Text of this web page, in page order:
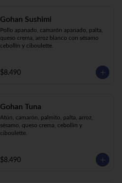
Gohan Sushimi
Pollo apanado, camarón apanado, palta,
queso crema, arroz blanco con sésamo
cebollín y ciboulette.
$8.490
Gohan Tuna
Atún, camarón, palmito, palta, arroz,
sésamo, queso crema, cebollín y
ciboulette.
$8.490